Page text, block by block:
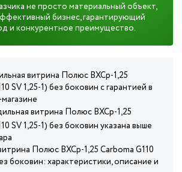
не просто материальный объект,
бизнес, гарантирующий
и конкурентное преимущество.
витрина Полюс ВХСр-1,25
SV 1,25-1) без боковин с гарантией в
витрина Полюс ВХСр-1,25
SV 1,25-1) без боковин указана выше
Полюс ВХСр-1,25 Сarboma G110
боковин: характеристики, описание и